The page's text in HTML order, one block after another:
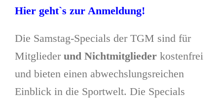
Hier geht`s zur Anmeldung!
Die Samstag-Specials der TGM sind für
Mitglieder und Nichtmitglieder kostenfrei
und bieten einen abwechslungsreichen
Einblick in die Sportwelt. Die Specials